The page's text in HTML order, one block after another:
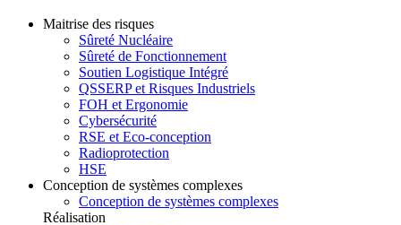
Maitrise des risques
Sûreté Nucléaire
Sûreté de Fonctionnement
Soutien Logistique Intégré
QSSERP et Risques Industriels
FOH et Ergonomie
Cybersécurité
RSE et Eco-conception
Radioprotection
HSE
Conception de systèmes complexes
Conception de systèmes complexes
Réalisation